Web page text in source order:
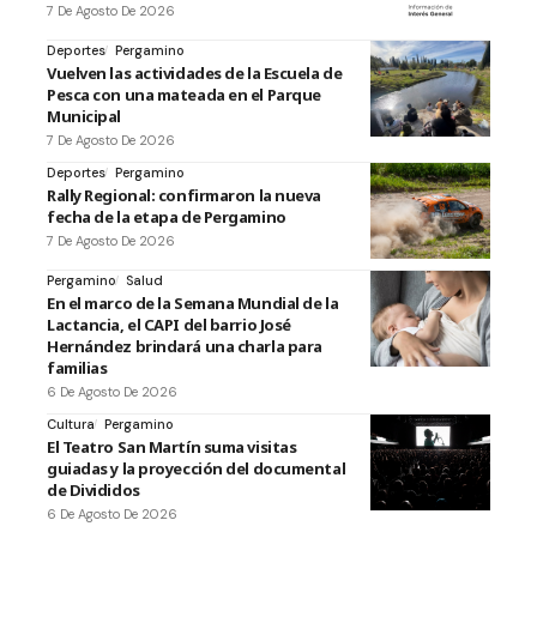
7 De Agosto De 2026
Deportes Pergamino
Vuelven las actividades de la Escuela de
Pesca con una mateada en el Parque
Municipal
7 De Agosto De 2026
Deportes Pergamino
Rally Regional: confirmaron la nueva
fecha de la etapa de Pergamino
7 De Agosto De 2026
Pergamino Salud
En el marco de la Semana Mundial de la
Lactancia, el CAPI del barrio José
Hernández brindará una charla para
familias
6 De Agosto De 2026
Cultura Pergamino
El Teatro San Martín suma visitas
guiadas y la proyección del documental
de Divididos
6 De Agosto De 2026